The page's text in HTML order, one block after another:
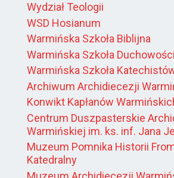
Wydział Teologii
WSD Hosianum
Warmińska Szkoła Biblijna
Warmińska Szkoła Duchowości
Warmińska Szkoła
Archiwum Archidiecezji
Konwikt Kapłanów
Centrum Duszpasterskie
Warmińskiej im. ks. inf. Jana
Muzeum Pomnika Historii
Katedralny